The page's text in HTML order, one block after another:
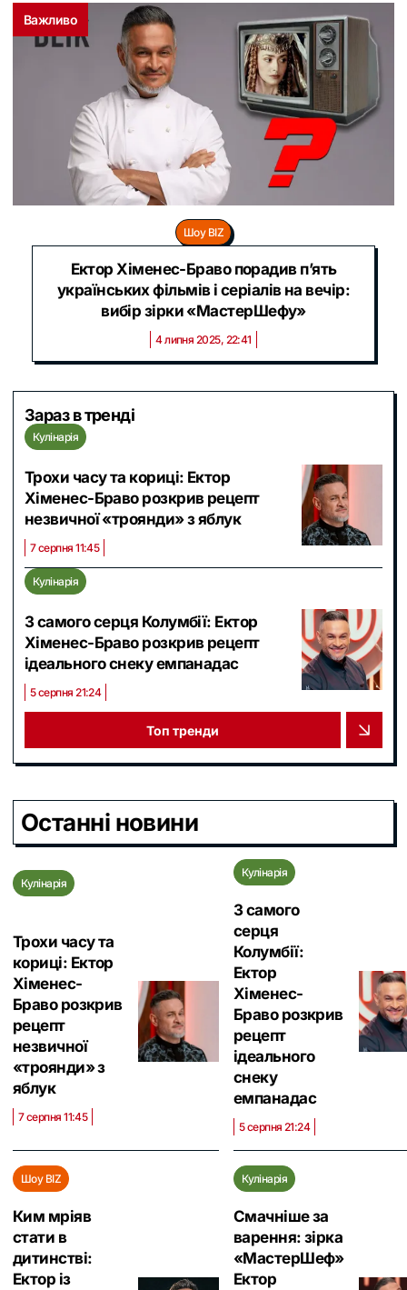
Важливо
Шоу BIZ
Ектор Хіменес-Браво порадив п’ять
українських фільмів і серіалів на вечір:
вибір зірки «МастерШефу»
4 липня 2025, 22:41
Зараз в тренді
Кулінарія
Трохи часу та кориці: Ектор
Хіменес-Браво розкрив рецепт
незвичної «троянди» з яблук
7 серпня 11:45
Кулінарія
З самого серця Колумбії: Ектор
Хіменес-Браво розкрив рецепт
ідеального снеку емпанадас
5 серпня 21:24
Топ тренди
Останні новини
Кулінарія
Трохи часу та
кориці: Ектор
Хіменес-
Браво розкрив
рецепт
незвичної
«троянди» з
яблук
7 серпня 11:45
Кулінарія
З самого
серця
Колумбії:
Ектор
Хіменес-
Браво розкрив
рецепт
ідеального
снеку
емпанадас
5 серпня 21:24
Шоу BIZ
Ким мріяв
стати в
дитинстві:
Ектор із
Кулінарія
Смачніше за
варення: зірка
«МастерШеф»
Ектор